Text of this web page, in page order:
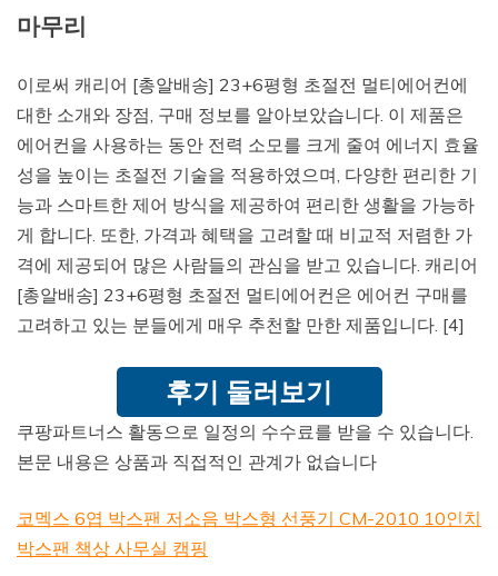
마무리
이로써 캐리어 [총알배송] 23+6평형 초절전 멀티에어컨에
대한 소개와 장점, 구매 정보를 알아보았습니다. 이 제품은
에어컨을 사용하는 동안 전력 소모를 크게 줄여 에너지 효율
성을 높이는 초절전 기술을 적용하였으며, 다양한 편리한 기
능과 스마트한 제어 방식을 제공하여 편리한 생활을 가능하
게 합니다. 또한, 가격과 혜택을 고려할 때 비교적 저렴한 가
격에 제공되어 많은 사람들의 관심을 받고 있습니다. 캐리어
[총알배송] 23+6평형 초절전 멀티에어컨은 에어컨 구매를
고려하고 있는 분들에게 매우 추천할 만한 제품입니다. [4]
후기 둘러보기
쿠팡파트너스 활동으로 일정의 수수료를 받을 수 있습니다.
본문 내용은 상품과 직접적인 관계가 없습니다
코멕스 6엽 박스팬 저소음 박스형 선풍기 CM-2010 10인치
박스팬 책상 사무실 캠핑